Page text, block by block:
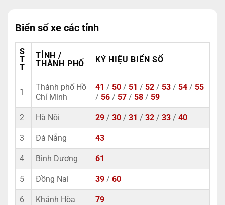
Biển số xe các tỉnh
S
T
T
TỈNH /
THÀNH PHỐ
KÝ HIỆU BIỂN SỐ
1
Thành phố Hồ
Chí Minh
41 / 50 / 51 / 52 / 53 / 54 / 55
/ 56 / 57 / 58 / 59
2 Hà Nội 29 / 30 / 31 / 32 / 33 / 40
3 Đà Nẵng 43
4 Bình Dương 61
5 Đồng Nai 39 / 60
6 Khánh Hòa 79